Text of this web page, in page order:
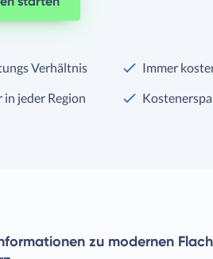
Verhältnis
Immer
jeder Region
zu modernen